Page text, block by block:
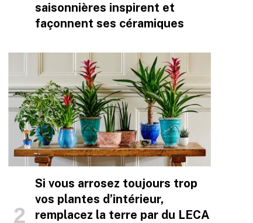
saisonnières inspirent et
façonnent ses céramiques
Si vous arrosez toujours trop
vos plantes d’intérieur,
remplacez la terre par du LECA